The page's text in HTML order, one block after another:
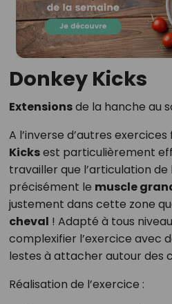
Donkey Kicks
Extensionsde la hanche au
A l’inverse d’autres exercices
Kicksest particulièrement
travailler que l’articulation
précisément le muscle
justement dans cette zone
cheval ! Adapté à tous
complexifier l’exercice avec
lestes à attacher autour des
Réalisation de l’exercice :